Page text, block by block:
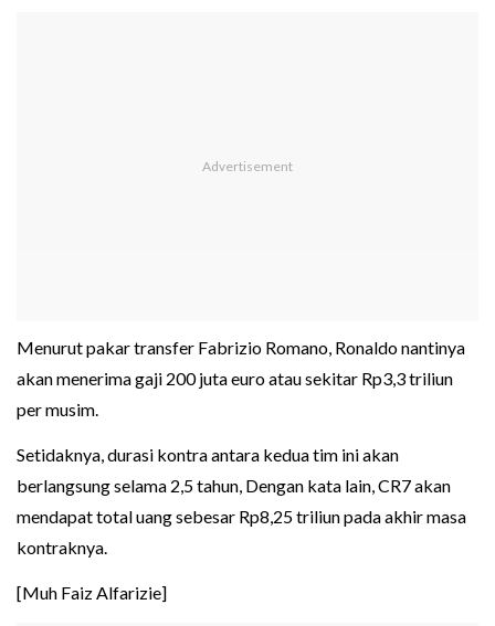
Menurut pakar transfer Fabrizio Romano, Ronaldo nantinya
akan menerima gaji 200 juta euro atau sekitar Rp3,3 triliun
per musim.
Setidaknya, durasi kontra antara kedua tim ini akan
berlangsung selama 2,5 tahun, Dengan kata lain, CR7 akan
mendapat total uang sebesar Rp8,25 triliun pada akhir masa
kontraknya.
[Muh Faiz Alfarizie]